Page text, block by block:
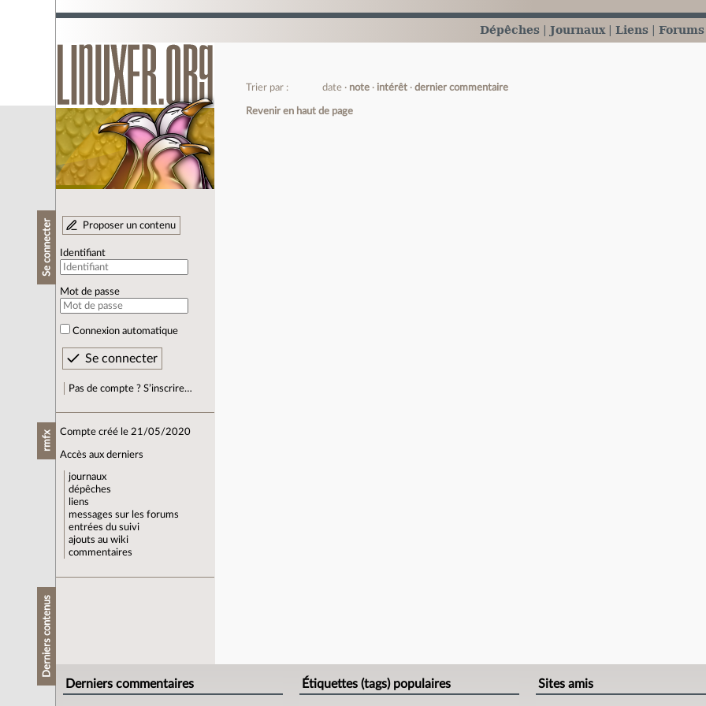
Dépêches Journaux Liens Forums
Se connecter Proposer un contenu
Identifiant
Mot de passe
Connexion automatique
Pas de compte ? S’inscrire…
rmfx Compte créé le 21/05/2020
Accès aux derniers
journaux
dépêches
liens
messages sur les forums
entrées du suivi
ajouts au wiki
commentaires
Derniers contenus
Trier par : date note intérêt dernier commentaire
Revenir en haut de page
Derniers commentaires Étiquettes (tags) populaires Sites amis